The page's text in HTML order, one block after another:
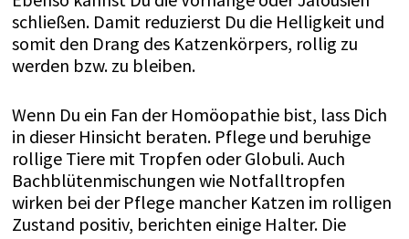
schließen. Damit reduzierst Du die Helligkeit und
somit den Drang des Katzenkörpers, rollig zu
werden bzw. zu bleiben.
Wenn Du ein Fan der Homöopathie bist, lass Dich
in dieser Hinsicht beraten. Pflege und beruhige
rollige Tiere mit Tropfen oder Globuli. Auch
Bachblütenmischungen wie Notfalltropfen
wirken bei der Pflege mancher Katzen im rolligen
Zustand positiv, berichten einige Halter. Die